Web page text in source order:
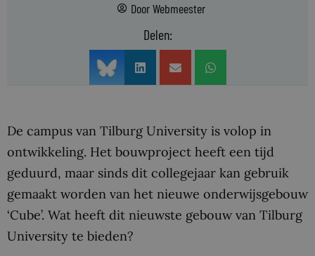
DoorWebmeester
Delen:
De campus van Tilburg University is volop in
ontwikkeling. Het bouwproject heeft een tijd
geduurd, maar sinds dit collegejaar kan gebruik
gemaakt worden van het nieuwe onderwijsgebouw
‘Cube’. Wat heeft dit nieuwste gebouw van Tilburg
University te bieden?